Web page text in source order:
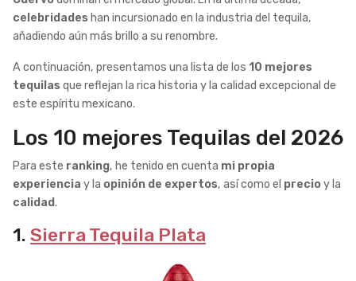
celebridades han incursionado en la industria del tequila,
añadiendo aún más brillo a su renombre.
A continuación, presentamos una lista de los 10 mejores
tequilas que reflejan la rica historia y la calidad excepcional de
este espíritu mexicano.
Los 10 mejores Tequilas del 2026
Para este ranking, he tenido en cuenta mi propia
experiencia y la opinión de expertos, así como el precioy la
calidad.
1. Sierra Tequila Plata